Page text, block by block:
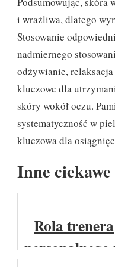
i wrażliwa, dlatego
Stosowanie
nadmiernego
odżywianie,
kluczowe dla
skóry wokół oczu.
systematyczność w
kluczowa dla
Inne
Rola trenera
personalnego